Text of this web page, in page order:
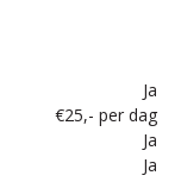
Ja
€25,- per dag
Ja
Ja